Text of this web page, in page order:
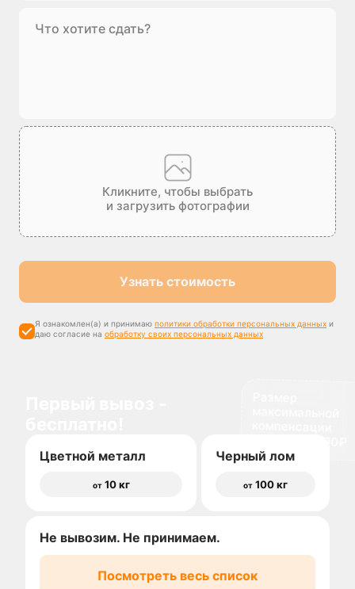
Кликните, чтобы выбрать
и загрузить фотографии
Узнать стоимость
Я ознакомлен(а) и принимаю политики обработки персональных данных и
даю согласие на обработку своих персональных данных
Цветной металл
от10 кг
Черный лом
от 100 кг
Не вывозим. Не принимаем.
Посмотреть весь список